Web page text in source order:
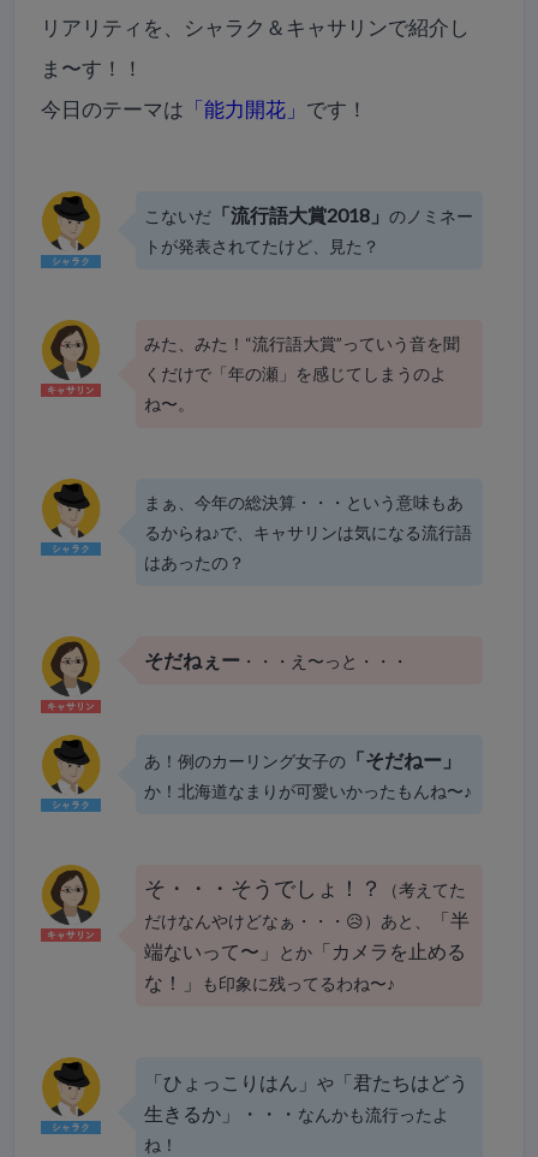
リアリティを、シャラク＆キャサリンで紹介し
ま〜す！！
今日のテーマは 「能力開花」 です！
こないだ「流行語大賞2018」 のノミネー
トが発表されてたけど、見た？
みた、みた！“流行語大賞”っていう音を聞
くだけで「年の瀬」を感じてしまうのよ
ね〜。
まぁ、今年の総決算・・・という意味もあ
るからね♪で、キャサリンは気になる流行語
はあったの？
そだねぇー ・・・え〜っと・・・
あ！例のカーリング女子の「そだねー」
か！北海道なまりが可愛いかったもんね〜♪
そ・・・そうでしょ！？
（考えてた
だけなんやけどなぁ・・・😥）あと、
「半
端ないって〜」
とか「カメラを止める
な！」
も印象に残ってるわね〜♪
「ひょっこりはん」 や「君たちはどう
生きるか」・・・ なんかも流行ったよ
ね！